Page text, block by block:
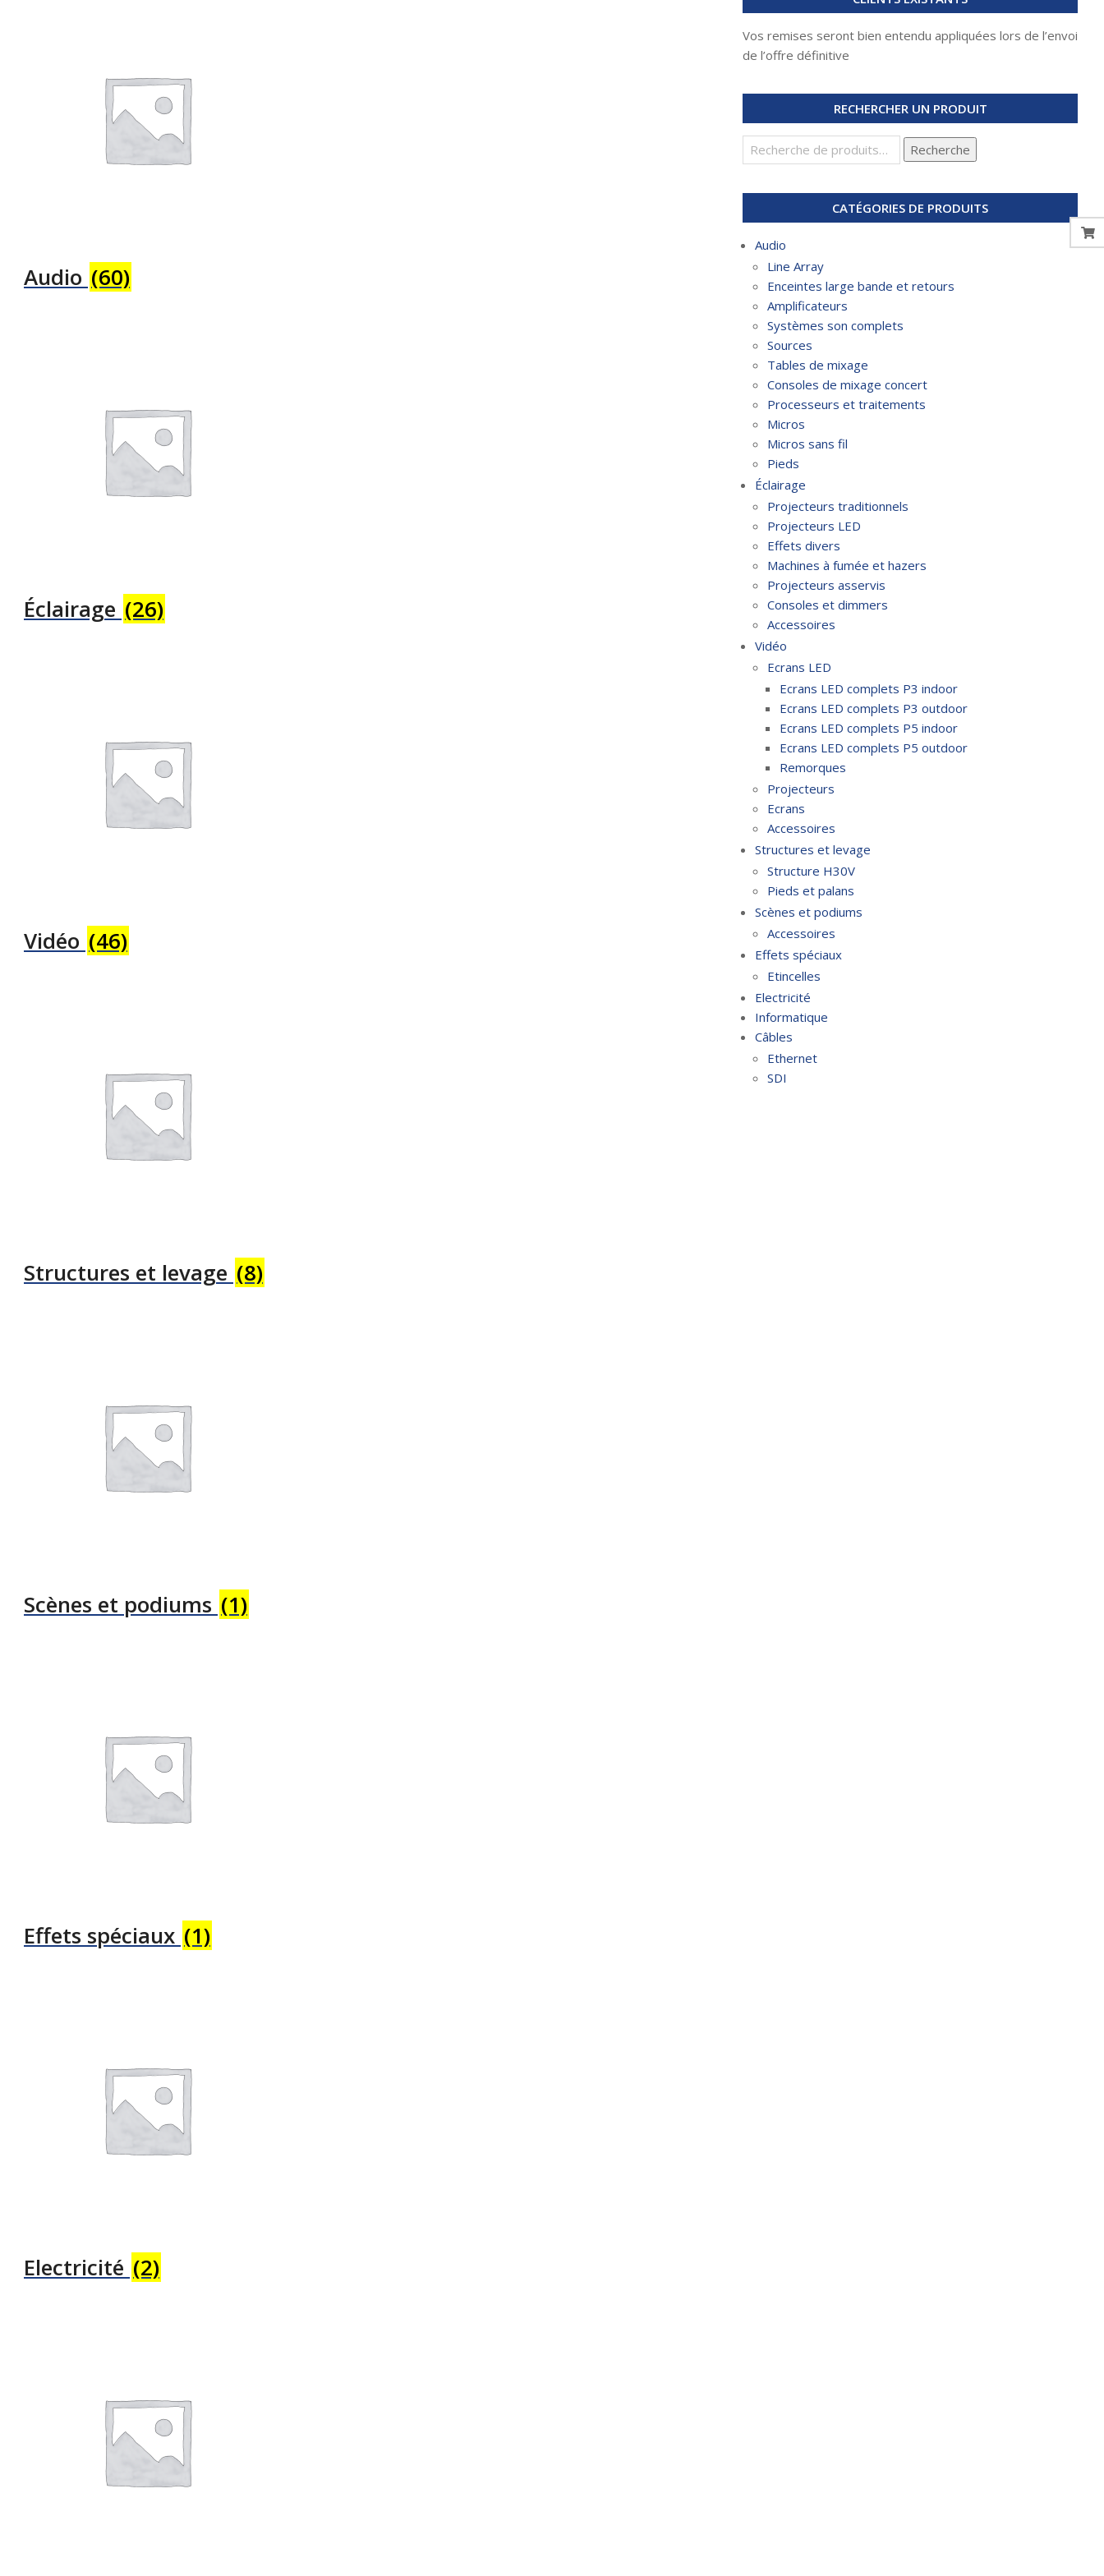
Audio (60)
Éclairage (26)
Vidéo (46)
Structures et levage (8)
Scènes et podiums (1)
Effets spéciaux (1)
Electricité (2)
Vos remises seront bien entendu appliquées lors de l’envoi
de l’offre définitive
RECHERCHER UN PRODUIT
Recherche
pour :
Recherche
CATÉGORIES DE PRODUITS
Audio
Line Array
Enceintes large bande et retours
Amplificateurs
Systèmes son complets
Sources
Tables de mixage
Consoles de mixage concert
Processeurs et traitements
Micros
Micros sans fil
Pieds
Éclairage
Projecteurs traditionnels
Projecteurs LED
Effets divers
Machines à fumée et hazers
Projecteurs asservis
Consoles et dimmers
Accessoires
Vidéo
Ecrans LED
Ecrans LED complets P3 indoor
Ecrans LED complets P3 outdoor
Ecrans LED complets P5 indoor
Ecrans LED complets P5 outdoor
Remorques
Projecteurs
Ecrans
Accessoires
Structures et levage
Structure H30V
Pieds et palans
Scènes et podiums
Accessoires
Effets spéciaux
Etincelles
Electricité
Informatique
Câbles
Ethernet
SDI